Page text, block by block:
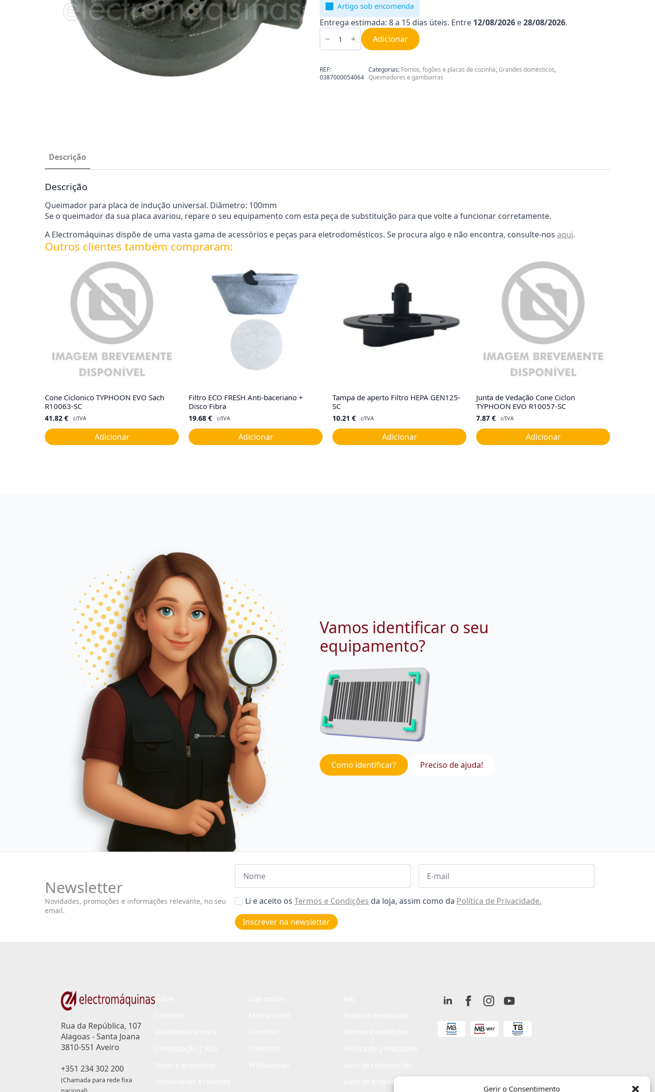
Gerir o Consentimento
Artigo sob encomenda
Entrega estimada: 8 a 15 dias úteis. Entre 12/08/2026 e28/08/2026.
Quantidade
de
placa
universal
100mm
0387000054064
Adicionar
REF:
0387000054064
Categorias: Fornos, fogões e placas de cozinha,Grandes domésticos,
Queimadores e gambiarras
Descrição
Descrição
Queimador para placa de indução universal. Diâmetro: 100mm
Se o queimador da sua placa avariou, repare o seu equipamento com esta peça de substituição para que volte a funcionar corretamente.
A Electromáquinas dispõe de uma vasta gama de acessórios e peças para eletrodomésticos. Se procura algo e não encontra, consulte-nos aqui.
Outros clientes também compraram:
Cone Ciclonico TYPHOON EVO Sach
R10063-SC
41.82 € c/IVA
Adicionar
Filtro ECO FRESH Anti-baceriano +
Disco Fibra
19.68 € c/IVA
Adicionar
Tampa de aperto Filtro HEPA GEN125-
SC
10.21 € c/IVA
Adicionar
Junta de Vedação Cone Ciclon
TYPHOON EVO R10057-SC
7.87 € c/IVA
Adicionar
Vamos identificar o seu
equipamento?
Como identificar? Preciso de ajuda!
Newsletter
Novidades, promoções e informações relevante, no seu
email.
Nome Email
Aceitar
de
privacidade
Li e aceito os Termos e Condições da loja, assim como da Política de Privacidade.
Inscrever na newsletter
Rua da República, 107
Alagoas - Santa Joana
3810-551 Aveiro
+351 234 302 200
(Chamada para rede fixa
Livro de elogios